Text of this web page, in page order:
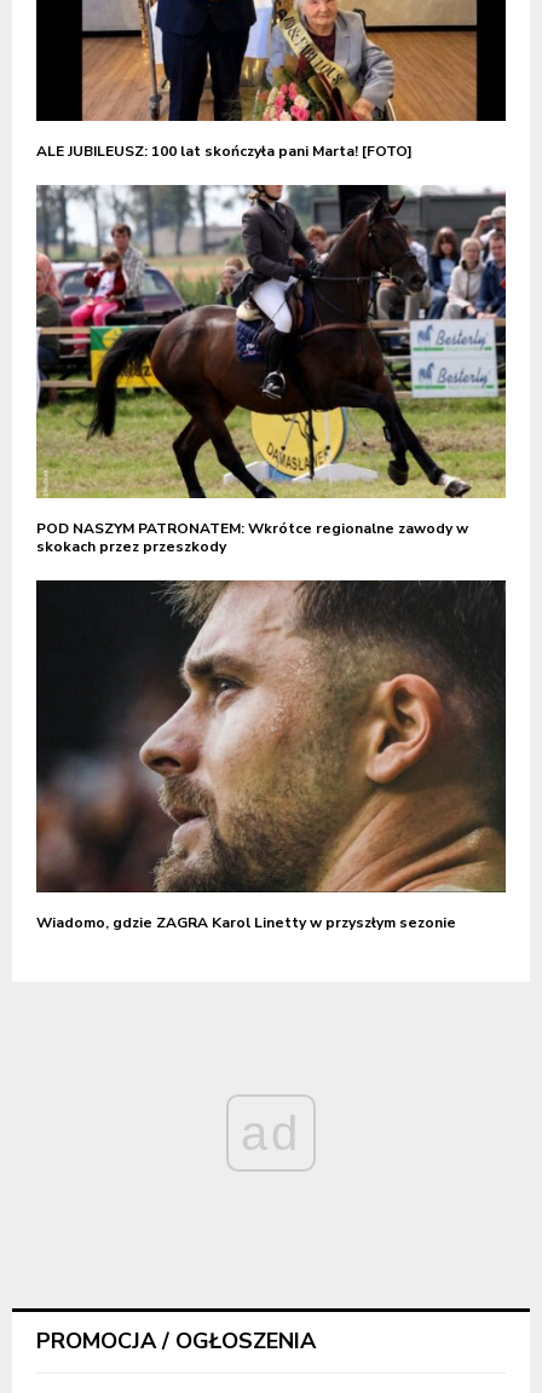
ALE JUBILEUSZ: 100 lat skończyła pani Marta! [FOTO]
POD NASZYM PATRONATEM: Wkrótce regionalne zawody w
skokach przez przeszkody
Wiadomo, gdzie ZAGRA Karol Linetty w przyszłym sezonie
ad
PROMOCJA / OGŁOSZENIA